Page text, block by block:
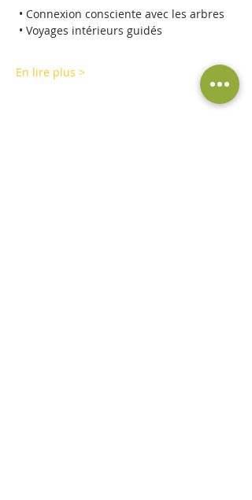
• Connexion consciente avec les arbres
• Voyages intérieurs guidés
En lire plus >